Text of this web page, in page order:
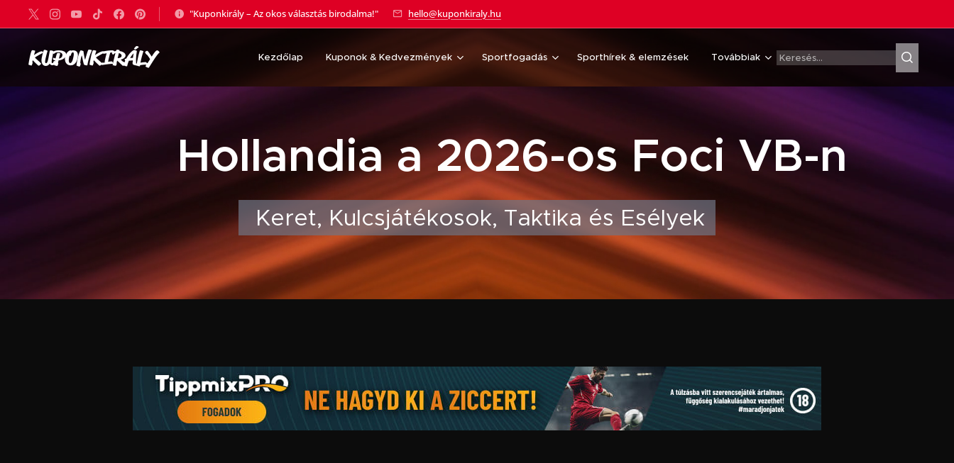
"Kuponkirály – Az okos választás birodalma!" hello@kuponkiraly.hu
KUPONKIRÁLY Kezdőlap Kuponok & Kedvezmények Sportfogadás Sporthírek & elemzések Továbbiak
🇳🇱 Hollandia a 2026-os Foci VB-n
Keret, Kulcsjátékosok, Taktika és Esélyek